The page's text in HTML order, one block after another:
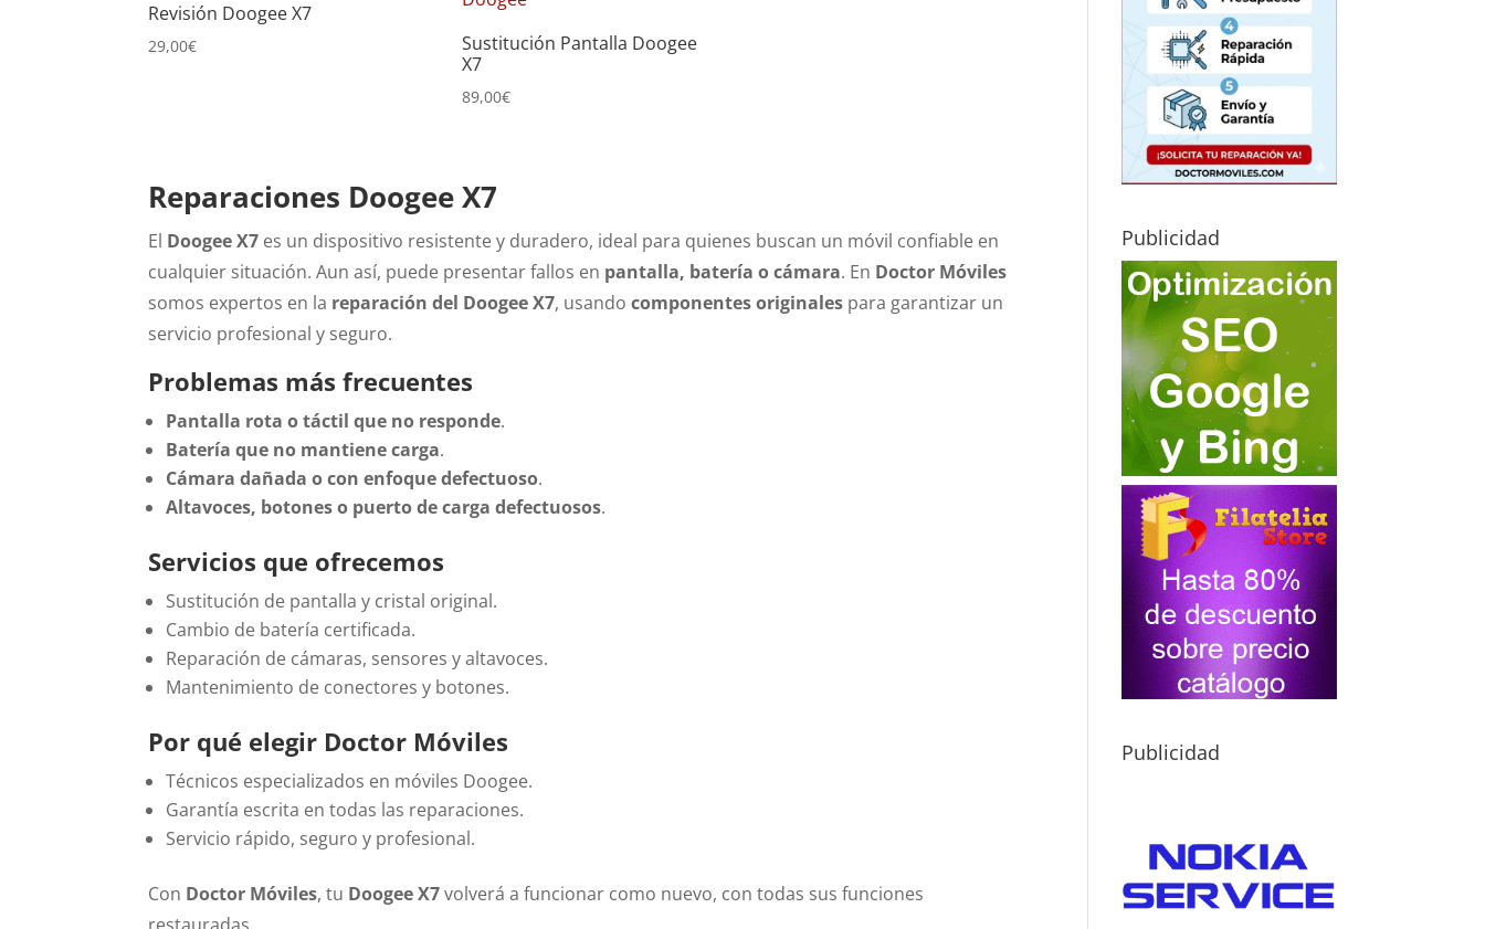
Revisión Doogee X7
29,00€
Sustitución Pantalla Doogee
X7
89,00€
Reparaciones Doogee X7
El Doogee X7 es un dispositivo resistente y duradero, ideal para quienes buscan un móvil confiable en
cualquier situación. Aun así, puede presentar fallos en pantalla, batería o cámara. En Doctor Móviles
somos expertos en la reparación del Doogee X7, usandocomponentes originales para garantizar un
servicio profesional y seguro.
Problemas más frecuentes
Pantalla rota o táctil que no responde.
Batería que no mantiene carga.
Cámara dañada o con enfoque defectuoso.
Altavoces, botones o puerto de carga defectuosos.
Servicios que ofrecemos
Sustitución de pantalla y cristal original.
Cambio de batería certificada.
Reparación de cámaras, sensores y altavoces.
Mantenimiento de conectores y botones.
Por qué elegir Doctor Móviles
Técnicos especializados en móviles Doogee.
Garantía escrita en todas las reparaciones.
Servicio rápido, seguro y profesional.
Con Doctor Móviles, tu Doogee X7volverá a funcionar como nuevo, con todas sus funciones
Publicidad
Publicidad